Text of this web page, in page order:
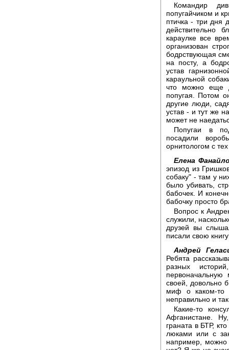
Командир
попугайчиком и
птичка - три дня
действительно
караулке все
организован
бодрствующая
на посту, а
устав
караульной
что можно еще
попугая. Потом
другие люди,
устав - и тут же
может не
Попугаи в
посадили
орнитологом с
Елена
эпизод из
собаку" - там у
было убивать,
бабочек. И
бабочку просто
Вопрос к
служили,
друзей вы
писали свою
Андрей
Ребята
разных
своей, довольно
миф о каком-то
неправильно и
Какие-то
Афганистане.
граната в БТР,
люками или с
например, можно